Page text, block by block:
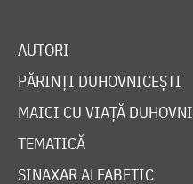
AUTORI
PĂRINȚI DUHOVNICEȘTI
MAICI CU VIAȚĂ
TEMATICĂ
SINAXAR ALFABETIC